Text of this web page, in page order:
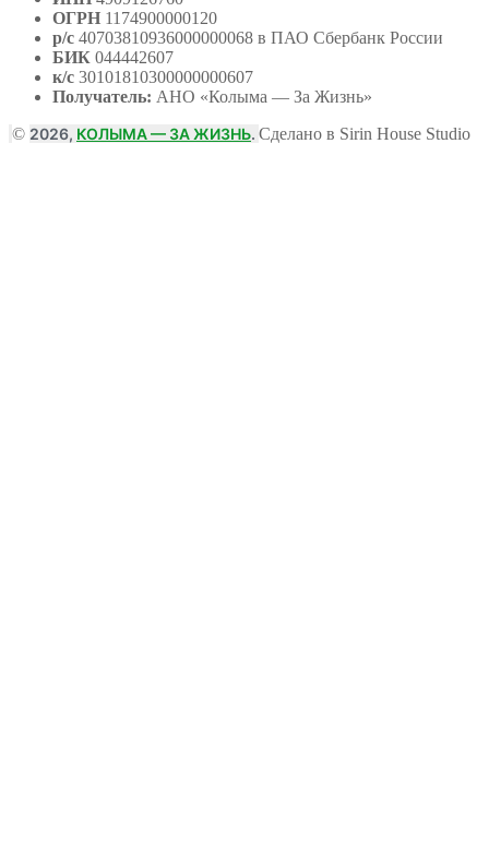
ОГРН 1174900000120
р/с 40703810936000000068 в ПАО Сбербанк России
БИК 044442607
к/с 30101810300000000607
Получатель: АНО «Колыма — За Жизнь»
© 2026, КОЛЫМА — ЗА ЖИЗНЬ. Сделано в Sirin House Studio